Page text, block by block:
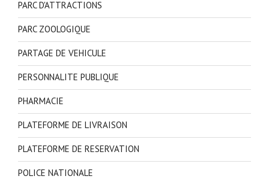
PARC D'ATTRACTIONS
PARC ZOOLOGIQUE
PARTAGE DE VEHICULE
PERSONNALITE PUBLIQUE
PHARMACIE
PLATEFORME DE LIVRAISON
PLATEFORME DE RESERVATION
POLICE NATIONALE